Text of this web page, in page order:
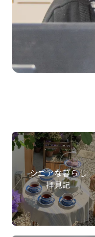
シニアな暮らし
拝見記